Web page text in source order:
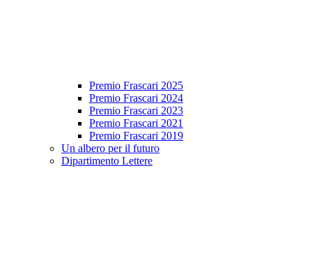
Premio Frascari 2025
Premio Frascari 2024
Premio Frascari 2023
Premio Frascari 2021
Premio Frascari 2019
Un albero per il futuro
Dipartimento Lettere